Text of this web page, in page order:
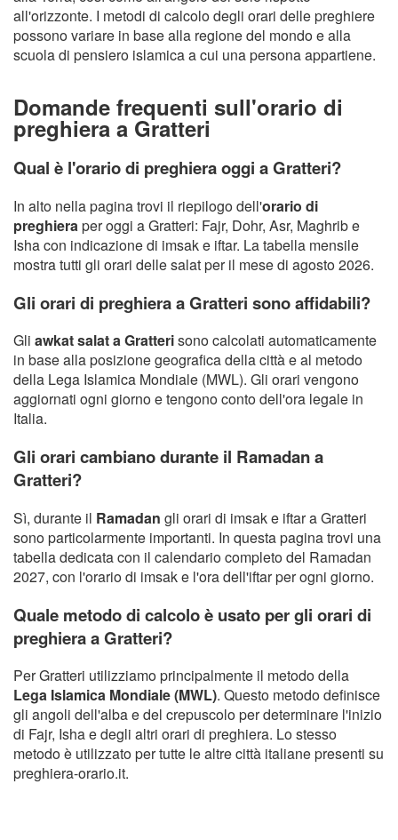
all'orizzonte. I metodi di calcolo degli orari delle preghiere
possono variare in base alla regione del mondo e alla
scuola di pensiero islamica a cui una persona appartiene.
Domande frequenti sull'orario di
preghiera a Gratteri
Qual è l'orario di preghiera oggi a Gratteri?
In alto nella pagina trovi il riepilogo dell'orario di
preghieraper oggi a Gratteri: Fajr, Dohr, Asr, Maghrib e
Isha con indicazione di imsak e iftar. La tabella mensile
mostra tutti gli orari delle salat per il mese di agosto 2026.
Gli orari di preghiera a Gratteri sono affidabili?
Gli awkat salat a Gratterisono calcolati automaticamente
in base alla posizione geografica della città e al metodo
della Lega Islamica Mondiale (MWL). Gli orari vengono
aggiornati ogni giorno e tengono conto dell'ora legale in
Italia.
Gli orari cambiano durante il Ramadan a
Gratteri?
Sì, durante il Ramadan gli orari di imsak e iftar a Gratteri
sono particolarmente importanti. In questa pagina trovi una
tabella dedicata con il calendario completo del Ramadan
2027, con l'orario di imsak e l'ora dell'iftar per ogni giorno.
Quale metodo di calcolo è usato per gli orari di
preghiera a Gratteri?
Per Gratteri utilizziamo principalmente il metodo della
Lega Islamica Mondiale (MWL). Questo metodo definisce
gli angoli dell'alba e del crepuscolo per determinare l'inizio
di Fajr, Isha e degli altri orari di preghiera. Lo stesso
metodo è utilizzato per tutte le altre città italiane presenti su
preghiera-orario.it.